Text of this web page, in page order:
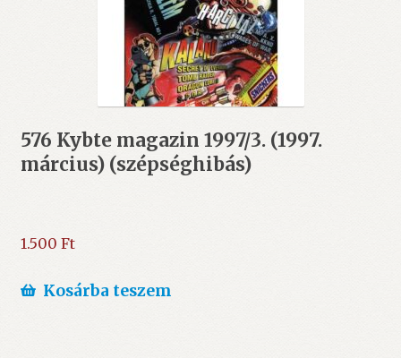
576 Kybte magazin 1997/3. (1997.
március) (szépséghibás)
1.500 Ft
Kosárba teszem